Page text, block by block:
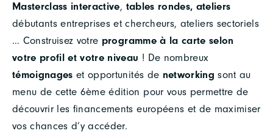
Masterclass interactive, tables rondes, ateliers
débutants entreprises et chercheurs, ateliers sectoriels
… Construisez votre programme à la carte selon
votre profil et votre niveau ! De nombreux
témoignages et opportunités de networkingsont au
menu de cette 6ème édition pour vous permettre de
découvrir les financements européens et de maximiser
vos chances d’y accéder.